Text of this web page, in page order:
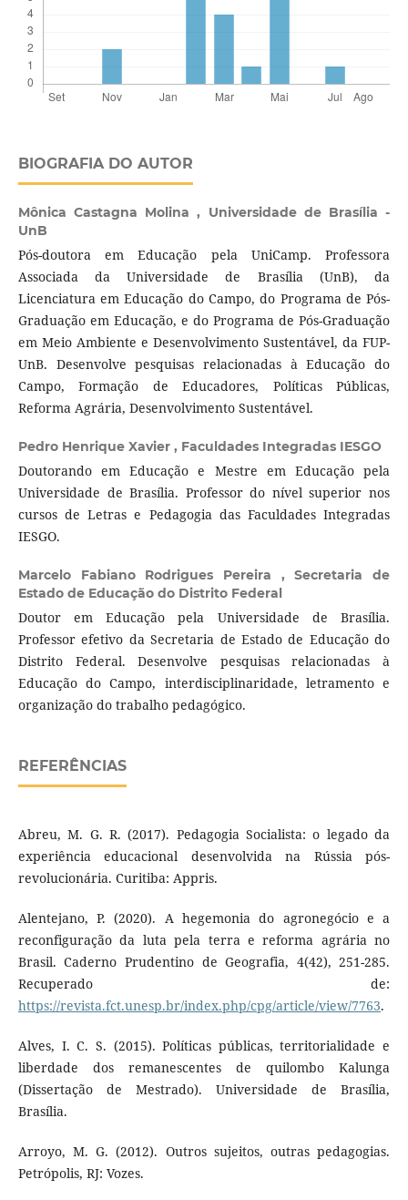
BIOGRAFIA DO AUTOR
Mônica Castagna Molina , Universidade de Brasília -
UnB
Pós-doutora em Educação pela UniCamp. Professora
Associada da Universidade de Brasília (UnB), da
Licenciatura em Educação do Campo, do Programa de Pós-
Graduação em Educação, e do Programa de Pós-Graduação
em Meio Ambiente e Desenvolvimento Sustentável, da FUP-
UnB. Desenvolve pesquisas relacionadas à Educação do
Campo, Formação de Educadores, Políticas Públicas,
Reforma Agrária, Desenvolvimento Sustentável.
Pedro Henrique Xavier , Faculdades Integradas IESGO
Doutorando em Educação e Mestre em Educação pela
Universidade de Brasília. Professor do nível superior nos
cursos de Letras e Pedagogia das Faculdades Integradas
IESGO.
Marcelo Fabiano Rodrigues Pereira ,Secretaria de
Estado de Educação do Distrito Federal
Doutor em Educação pela Universidade de Brasília.
Professor efetivo da Secretaria de Estado de Educação do
Distrito Federal. Desenvolve pesquisas relacionadas à
Educação do Campo, interdisciplinaridade, letramento e
organização do trabalho pedagógico.
REFERÊNCIAS
Abreu, M. G. R. (2017). Pedagogia Socialista: o legado da
experiência educacional desenvolvida na Rússia pós-
revolucionária. Curitiba: Appris.
Alentejano, P. (2020). A hegemonia do agronegócio e a
reconfiguração da luta pela terra e reforma agrária no
Brasil. Caderno Prudentino de Geografia, 4(42), 251-285.
Recuperado de:
https://revista.fct.unesp.br/index.php/cpg/article/view/7763.
Alves, I. C. S. (2015). Políticas públicas, territorialidade e
liberdade dos remanescentes de quilombo Kalunga
(Dissertação de Mestrado). Universidade de Brasília,
Brasília.
Arroyo, M. G. (2012). Outros sujeitos, outras pedagogias.
Petrópolis, RJ: Vozes.